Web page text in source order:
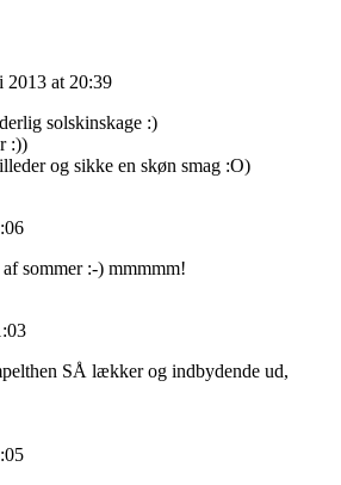
2013 at 20:39
solskinskage :)
:))
og sikke en skøn smag :O)
sommer :-) mmmmm!
SÅ lækker og indbydende ud,